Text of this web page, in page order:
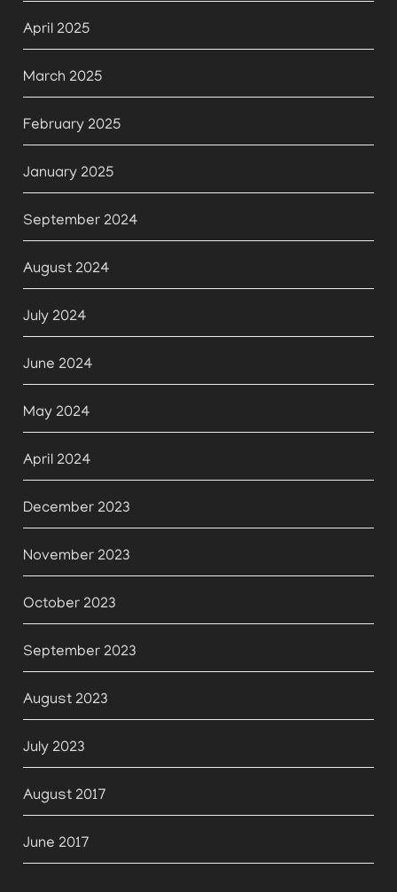
April 2025
March 2025
February 2025
January 2025
September 2024
August 2024
July 2024
June 2024
May 2024
April 2024
December 2023
November 2023
October 2023
September 2023
August 2023
July 2023
August 2017
June 2017